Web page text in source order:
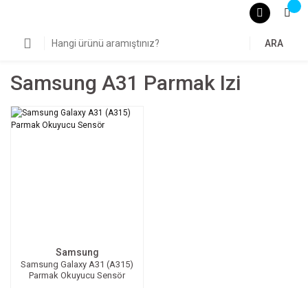
ARA
Samsung A31 Parmak Izi
Samsung
Samsung Galaxy A31 (A315)
Parmak Okuyucu Sensör